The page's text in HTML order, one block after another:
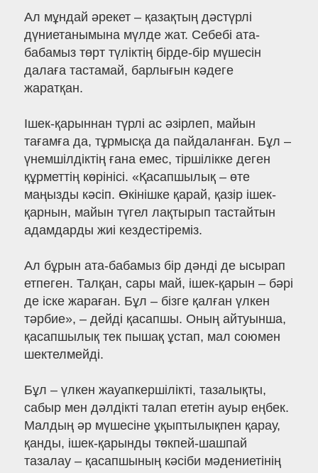
Ал мұндай әрекет – қазақтың дәстүрлі
дүниетанымына мүлде жат. Себебі ата-
бабамыз төрт түліктің бірде-бір мүшесін
далаға тастамай, барлығын кәдеге
жаратқан.
Ішек-қарыннан түрлі ас әзірлеп, майын
тағамға да, тұрмысқа да пайдаланған. Бұл –
үнемшілдіктің ғана емес, тіршілікке деген
құрметтің көрінісі. «Қасапшылық – өте
маңызды кәсіп. Өкінішке қарай, қазір ішек-
қарнын, майын түгел лақтырып тастайтын
адамдарды жиі кездестіреміз.
Ал бұрын ата-бабамыз бір дәнді де ысырап
етпеген. Талқан, сары май, ішек-қарын – бәрі
де іске жараған. Бұл – бізге қалған үлкен
тәрбие», – дейді қасапшы. Оның айтуынша,
қасапшылық тек пышақ ұстап, мал союмен
шектелмейді.
Бұл – үлкен жауапкершілікті, тазалықты,
сабыр мен дәлдікті талап ететін ауыр еңбек.
Малдың әр мүшесіне ұқыптылықпен қарау,
қанды, ішек-қарынды төкпей-шашпай
тазалау – қасапшының кәсіби мәдениетінің